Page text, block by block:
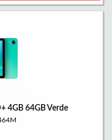
4GB 64GB Verde